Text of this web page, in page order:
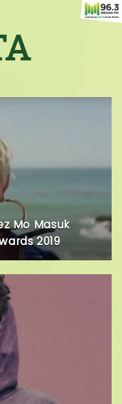
Mo Masuk
2019